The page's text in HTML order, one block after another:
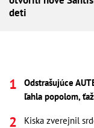
deti
Odstrašujúce
ľahla popolom,
Kiska zverejnil